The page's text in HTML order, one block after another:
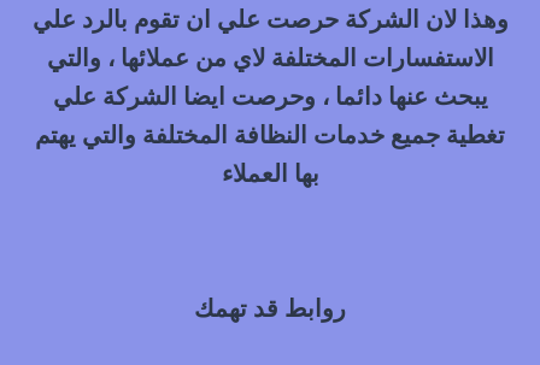
وهذا لان الشركة حرصت علي ان تقوم بالرد علي
الاستفسارات المختلفة لاي من عملائها ، والتي
يبحث عنها دائما ، وحرصت ايضا الشركة علي
تغطية جميع خدمات النظافة المختلفة والتي يهتم
بها العملاء
روابط قد تهمك